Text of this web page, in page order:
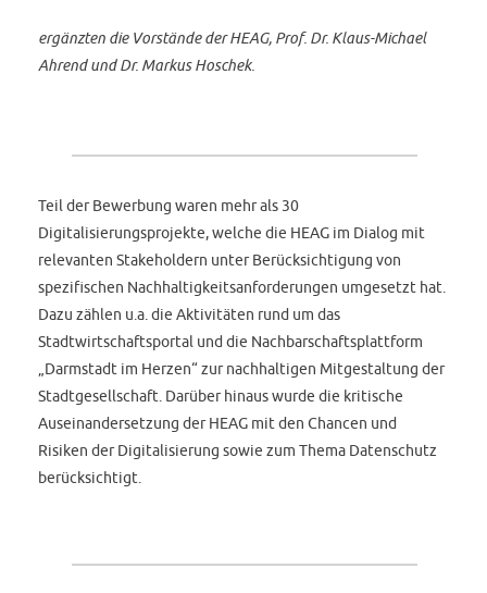
ergänzten die Vorstände der HEAG, Prof. Dr. Klaus-Michael
Ahrend und Dr. Markus Hoschek.
Teil der Bewerbung waren mehr als 30
Digitalisierungsprojekte, welche die HEAG im Dialog mit
relevanten Stakeholdern unter Berücksichtigung von
spezifischen Nachhaltigkeitsanforderungen umgesetzt hat.
Dazu zählen u.a. die Aktivitäten rund um das
Stadtwirtschaftsportal und die Nachbarschaftsplattform
„Darmstadt im Herzen“ zur nachhaltigen Mitgestaltung der
Stadtgesellschaft. Darüber hinaus wurde die kritische
Auseinandersetzung der HEAG mit den Chancen und
Risiken der Digitalisierung sowie zum Thema Datenschutz
berücksichtigt.